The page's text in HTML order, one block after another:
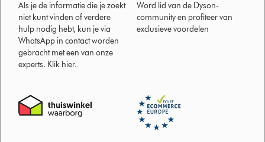
Als je de informatie die je zoekt
niet kunt vinden of verdere
hulp nodig hebt, kun je via
WhatsApp in contact worden
gebracht met een van onze
experts. Klik hier.
Word lid van de Dyson-
community en profiteer van
exclusieve voordelen